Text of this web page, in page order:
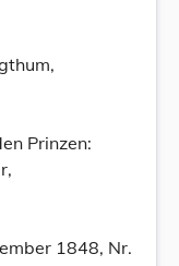
Prinzen:
1848, Nr.